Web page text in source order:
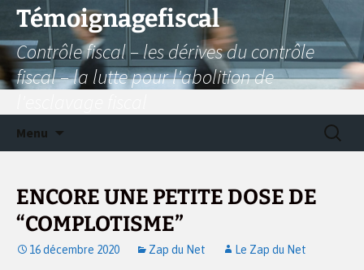
Aller
contenu
Témoignagefiscal
Contrôle fiscal – les dérives du contrôle
fiscal – la lutte pour l'abolition de
Menu
ENCORE UNE PETITE DOSE DE
“COMPLOTISME”
16 décembre 2020 Zap du Net Le Zap du Net